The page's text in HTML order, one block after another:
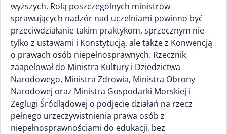
wyższych. Rolą poszczególnych ministrów
sprawujących nadzór nad uczelniami powinno być
przeciwdziałanie takim praktykom, sprzecznym nie
tylko z ustawami i Konstytucją, ale także z Konwencją
o prawach osób niepełnosprawnych. Rzecznik
zaapelował do Ministra Kultury i Dziedzictwa
Narodowego, Ministra Zdrowia, Ministra Obrony
Narodowej oraz Ministra Gospodarki Morskiej i
Żeglugi Śródlądowej o podjęcie działań na rzecz
pełnego urzeczywistnienia prawa osób z
niepełnosprawnościami do edukacji, bez